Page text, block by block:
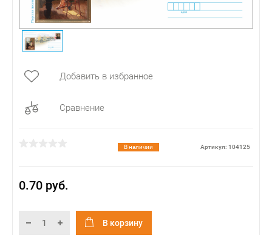
Добавить в избранное
Сравнение
В наличии Артикул: 104125
0.70 руб.
В корзину